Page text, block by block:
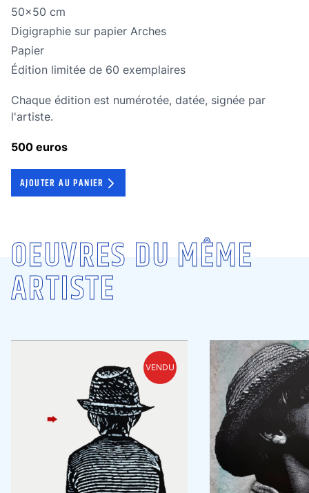
Dimensions
50x50 cm
Technique
Digigraphie sur papier Arches
Technique
Papier
édition limitée
Édition limitée de 60 exemplaires
Chaque édition est numérotée, datée, signée par
l'artiste.
500 euros
AJOUTER AU PANIER
OEUVRES DU MÊME
ARTISTE
VENDU